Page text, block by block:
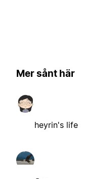
Mer sånt här
heyrin's life